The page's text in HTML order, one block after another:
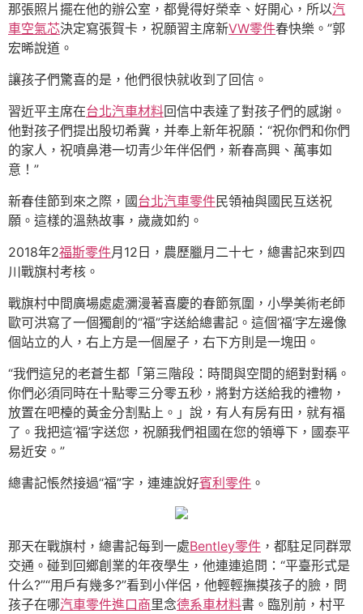
那張照片擺在他的辦公室，都覺得好榮幸、好開心，所以汽
車空氣芯決定寫張賀卡，祝願習主席新VW零件春快樂。”郭
宏晞說道。
讓孩子們驚喜的是，他們很快就收到了回信。
習近平主席在台北汽車材料回信中表達了對孩子們的感謝。
他對孩子們提出殷切希冀，并奉上新年祝願：“祝你們和你們
的家人，祝噴鼻港一切青少年伴侶們，新春高興、萬事如
意！”
新春佳節到來之際，國台北汽車零件民領袖與國民互送祝
願。這樣的溫熱故事，歲歲如約。
2018年2福斯零件月12日，農歷臘月二十七，總書記來到四
川戰旗村考核。
戰旗村中間廣場處處瀰漫著喜慶的春節氛圍，小學美術老師
歐可洪寫了一個獨創的“福”字送給總書記。這個‘福’字左邊像
個站立的人，右上方是一個屋子，右下方則是一塊田。
“我們這兒的老蒼生都「第三階段：時間與空間的絕對對稱。
你們必須同時在十點零三分零五秒，將對方送給我的禮物，
放置在吧檯的黃金分割點上。」說，有人有房有田，就有福
了。我把這‘福’字送您，祝願我們祖國在您的領導下，國泰平
易近安。”
總書記悵然接過“福”字，連連說好賓利零件 。
那天在戰旗村，總書記每到一處Bentley零件 ，都駐足同群眾
交通。碰到回鄉創業的年夜學生，他連連追問：“平臺形式是
什么?”“用戶有幾多?”看到小伴侶，他輕輕撫摸孩子的臉，問
孩子在哪汽車零件進口商里念德系車材料書。臨別前，村平